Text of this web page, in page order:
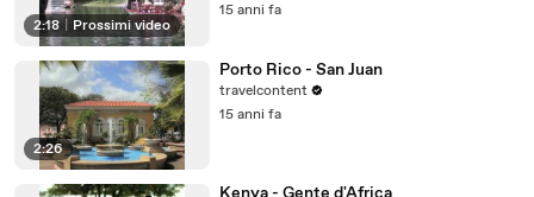
2:18 Prossimi video
15 anni fa
2:26
Porto Rico - San Juan
travelcontent
15 anni fa